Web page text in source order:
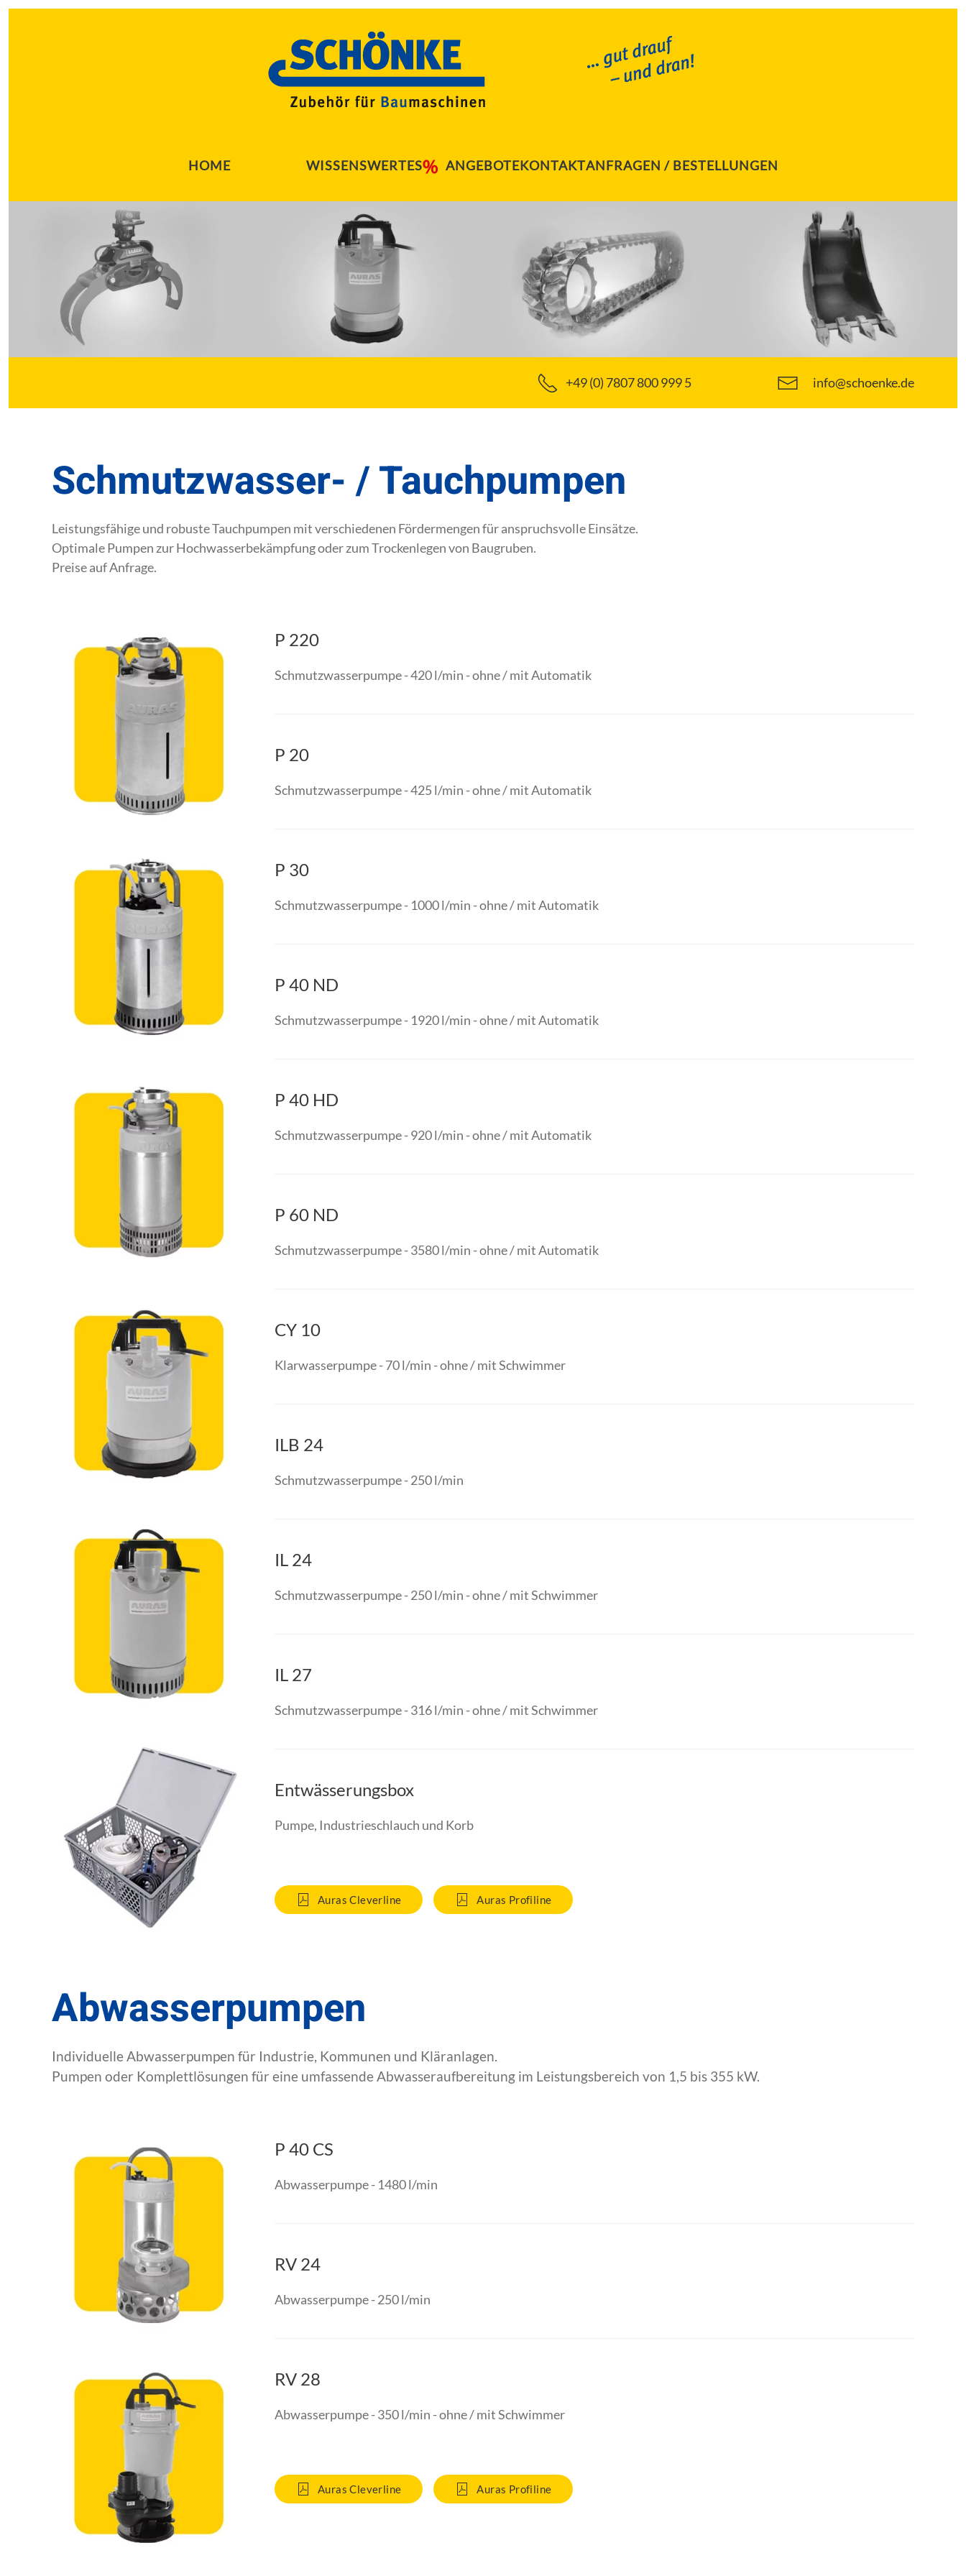
HOMEPRODUKTE WISSENSWERTES ANGEBOTEKONTAKTANFRAGEN / BESTELLUNGEN
+49 (0) 7807 800 999 5 info@schoenke.de
Schmutzwasser- / Tauchpumpen
Leistungsfähige und robuste Tauchpumpen mit verschiedenen Fördermengen für anspruchsvolle Einsätze.
Optimale Pumpen zur Hochwasserbekämpfung oder zum Trockenlegen von Baugruben.
Preise auf Anfrage.
P 220
Schmutzwasserpumpe - 420 l/min - ohne / mit Automatik
P 20
Schmutzwasserpumpe - 425 l/min - ohne / mit Automatik
P 30
Schmutzwasserpumpe - 1000 l/min - ohne / mit Automatik
P 40 ND
Schmutzwasserpumpe - 1920 l/min - ohne / mit Automatik
P 40 HD
Schmutzwasserpumpe - 920 l/min - ohne / mit Automatik
P 60 ND
Schmutzwasserpumpe - 3580 l/min - ohne / mit Automatik
CY 10
Klarwasserpumpe - 70 l/min - ohne / mit Schwimmer
ILB 24
Schmutzwasserpumpe - 250 l/min
IL 24
Schmutzwasserpumpe - 250 l/min - ohne / mit Schwimmer
IL 27
Schmutzwasserpumpe - 316 l/min - ohne / mit Schwimmer
Entwässerungsbox
Pumpe, Industrieschlauch und Korb
Auras Cleverline Auras Profiline
Abwasserpumpen
Individuelle Abwasserpumpen für Industrie, Kommunen und Kläranlagen.
Pumpen oder Komplettlösungen für eine umfassende Abwasseraufbereitung im Leistungsbereich von 1,5 bis 355 kW.
P 40 CS
Abwasserpumpe - 1480 l/min
RV 24
Abwasserpumpe - 250 l/min
RV 28
Abwasserpumpe - 350 l/min - ohne / mit Schwimmer
Auras Cleverline Auras Profiline